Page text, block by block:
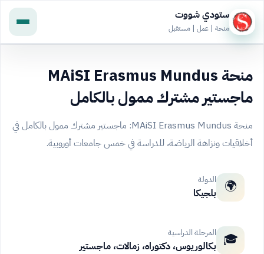
ستودي شووت
منحة | عمل | مستقبل
منحة MAiSI Erasmus Mundus
ماجستير مشترك ممول بالكامل
منحة MAiSI Erasmus Mundus: ماجستير مشترك ممول بالكامل في
أخلاقيات ونزاهة الرياضة، للدراسة في خمس جامعات أوروبية.
🌍 الدولة
بلجيكا
🎓 المرحلة الدراسية
بكالوريوس، دكتوراه، زمالات، ماجستير